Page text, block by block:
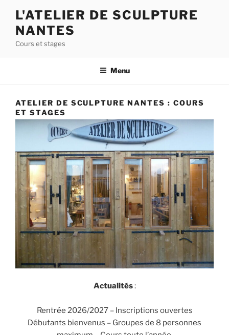
contenu
principal
L'ATELIER DE SCULPTURE
NANTES
Cours et stages
Menu
ATELIER DE SCULPTURE NANTES : COURS
ET STAGES
Actualités:
Rentrée 2026/2027 – Inscriptions ouvertes
Débutants bienvenus – Groupes de 8 personnes